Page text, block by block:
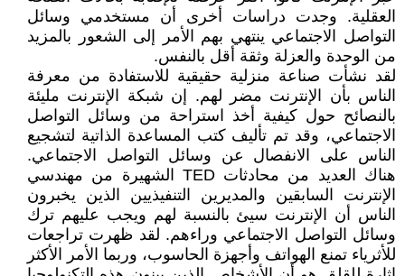
العقلية. وجدت دراسات أخرى أن مستخدمي وسائل
التواصل الاجتماعي ينتهي بهم الأمر إلى الشعور بالمزيد
من الوحدة والعزلة وثقة أقل بالنفس.
لقد نشأت صناعة منزلية حقيقية للاستفادة من معرفة
الناس بأن الإنترنت مضر لهم. إن شبكة الإنترنت مليئة
بالنصائح حول كيفية أخذ استراحة من وسائل التواصل
الاجتماعي، وقد تم تأليف كتب المساعدة الذاتية لتشجيع
الناس على الانفصال عن وسائل التواصل الاجتماعي.
هناك العديد من محادثات TED الشهيرة من مهندسي
الإنترنت السابقين والمديرين التنفيذيين الذين يخبرون
الناس أن الإنترنت سيئ بالنسبة لهم ويجب عليهم ترك
وسائل التواصل الاجتماعي وراءهم. لقد ظهرت تراجعات
للأثرياء تمنع الهواتف وأجهزة الحاسوب، وربما الأمر الأكثر